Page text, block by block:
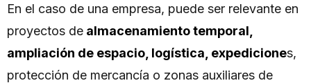
En el caso de una empresa, puede ser relevante en
proyectos de almacenamiento temporal,
ampliación de espacio, logística, expediciones,
protección de mercancía o zonas auxiliares de